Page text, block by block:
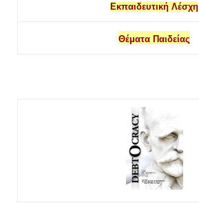
Εκπαιδευτική Λέσχη
Θέματα Παιδείας